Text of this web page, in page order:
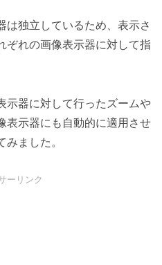
は独立しているため、表示さ
ぞれの画像表示器に対して指
示器に対して行ったズームや
表示器にも自動的に適用させ
ました。
ーリンク